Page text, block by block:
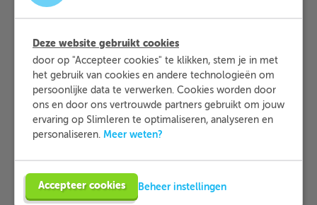
a. fles -flessen
b.musicus -musici
c.groef -groeven
Deze website gebruikt cookies
door op "Accepteer cookies" te klikken, stem je in met
het gebruik van cookies en andere technologieën om
persoonlijke data te verwerken. Cookies worden door
ons en door ons vertrouwde partners gebruikt om jouw
ervaring op Slimleren te optimaliseren, analyseren en
personaliseren. Meer weten?
Accepteer cookies Beheer instellingen